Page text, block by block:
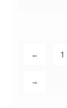
← 1
→